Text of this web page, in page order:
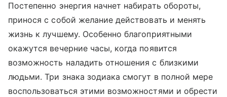
Постепенно энергия начнет набирать обороты,
принося с собой желание действовать и менять
жизнь к лучшему. Особенно благоприятными
окажутся вечерние часы, когда появится
возможность наладить отношения с близкими
людьми. Три знака зодиака смогут в полной мере
воспользоваться этими возможностями и обрести